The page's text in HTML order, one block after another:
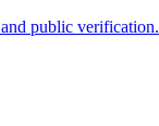
public verification.